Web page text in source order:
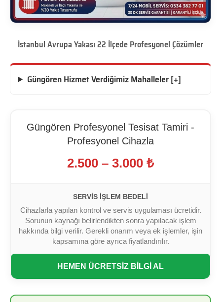
İstanbul Avrupa Yakası 22 İlçede Profesyonel Çözümler
Güngören Hizmet Verdiğimiz Mahalleler [+]
Güngören Profesyonel Tesisat Tamiri -
Profesyonel Cihazla
2.500 – 3.000 ₺
SERVIS İŞLEM BEDELI
Cihazlarla yapılan kontrol ve servis uygulaması ücretidir.
Sorunun kaynağı belirlendikten sonra yapılacak işlem
hakkında bilgi verilir. Gerekli onarım veya ek işlemler, işin
kapsamına göre ayrıca fiyatlandırılır.
HEMEN ÜCRETSİZ BİLGİ AL